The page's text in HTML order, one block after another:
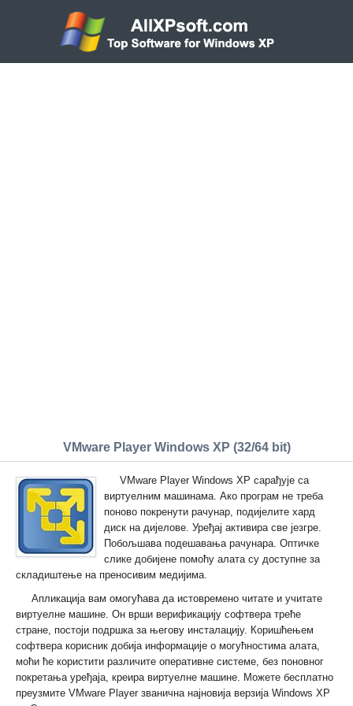
VMware Player Windows XP (32/64 bit)
VMware Player Windows XP сарађује са
виртуелним машинама. Ако програм не треба
поново покренути рачунар, подијелите хард
диск на дијелове. Уређај активира све језгре.
Побољшава подешавања рачунара. Оптичке
слике добијене помоћу алата су доступне за
складиштење на преносивим медијима.
Апликација вам омогућава да истовремено читате и учитате
виртуелне машине. Он врши верификацију софтвера треће
стране, постоји подршка за његову инсталацију. Коришћењем
софтвера корисник добија информације о могућностима алата,
моћи ће користити различите оперативне системе, без поновног
покретања уређаја, креира виртуелне машине. Можете бесплатно
преузмите VMware Player званична најновија верзија Windows XP